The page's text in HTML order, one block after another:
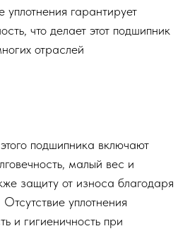
уплотнения гарантирует
что делает этот подшипник
отраслей
подшипника включают
малый вес и
защиту от износа благодаря
уплотнения
и гигиеничность при